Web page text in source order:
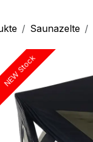
Saunazelte
NEW Stock
NEW Stock